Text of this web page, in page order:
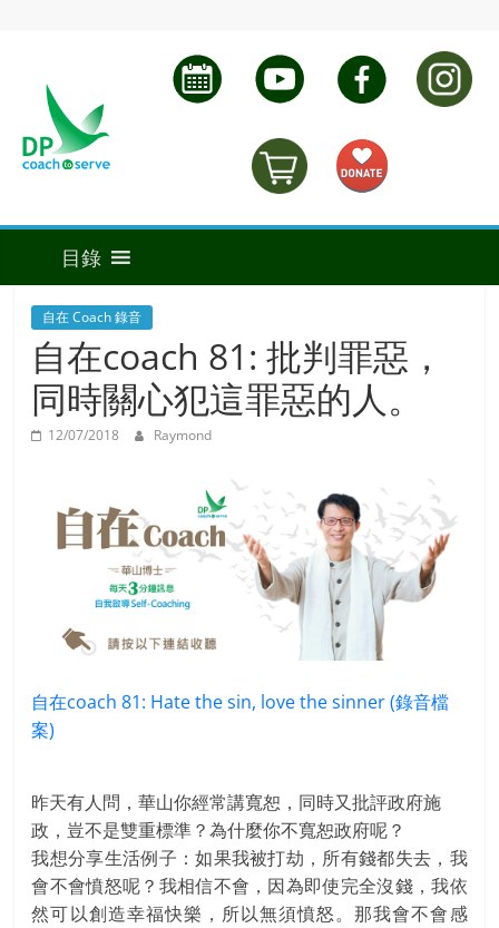
自在 Coach 錄音
自在coach 81: 批判罪惡，
同時關心犯這罪惡的人。
12/07/2018 Raymond
自在coach 81: Hate the sin, love the sinner (錄音檔
案)
昨天有人問，華山你經常講寬恕，同時又批評政府施
政，豈不是雙重標準？為什麼你不寬恕政府呢？
我想分享生活例子：如果我被打劫，所有錢都失去，我
會不會憤怒呢？我相信不會，因為即使完全沒錢，我依
然可以創造幸福快樂，所以無須憤怒。那我會不會感